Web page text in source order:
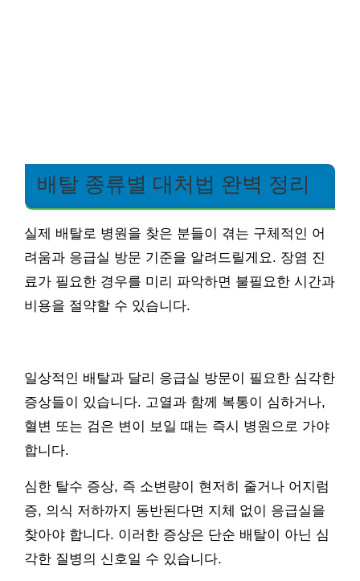
배탈 종류별 대처법 완벽 정리
실제 배탈로 병원을 찾은 분들이 겪는 구체적인 어
려움과 응급실 방문 기준을 알려드릴게요. 장염 진
료가 필요한 경우를 미리 파악하면 불필요한 시간과
비용을 절약할 수 있습니다.
일상적인 배탈과 달리 응급실 방문이 필요한 심각한
증상들이 있습니다. 고열과 함께 복통이 심하거나,
혈변 또는 검은 변이 보일 때는 즉시 병원으로 가야
합니다.
심한 탈수 증상, 즉 소변량이 현저히 줄거나 어지럼
증, 의식 저하까지 동반된다면 지체 없이 응급실을
찾아야 합니다. 이러한 증상은 단순 배탈이 아닌 심
각한 질병의 신호일 수 있습니다.